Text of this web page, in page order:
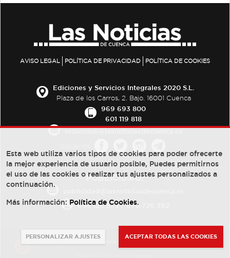
AVISO LEGAL POLÍTICA DE PRIVACIDAD POLÍTICA DE COOKIES
Ediciones y Servicios Integrales 2020 S.L.
Plaza de los Carros, 2. Bajo. 16001 Cuenca
969 693 800
601 119 818
PUBLICIDAD:
684 126 573/670 726 392
Esta web utiliza varios tipos de cookies para poder ofrecerte
la mejor experiencia de usuario posible, Puedes permitirnos
el uso de las cookies o realizar tus ajustes personalizados a
continuación.
Más información: Política de Cookies.
PERSONALIZAR AJUSTES ACEPTAR TODAS LAS COOKIES